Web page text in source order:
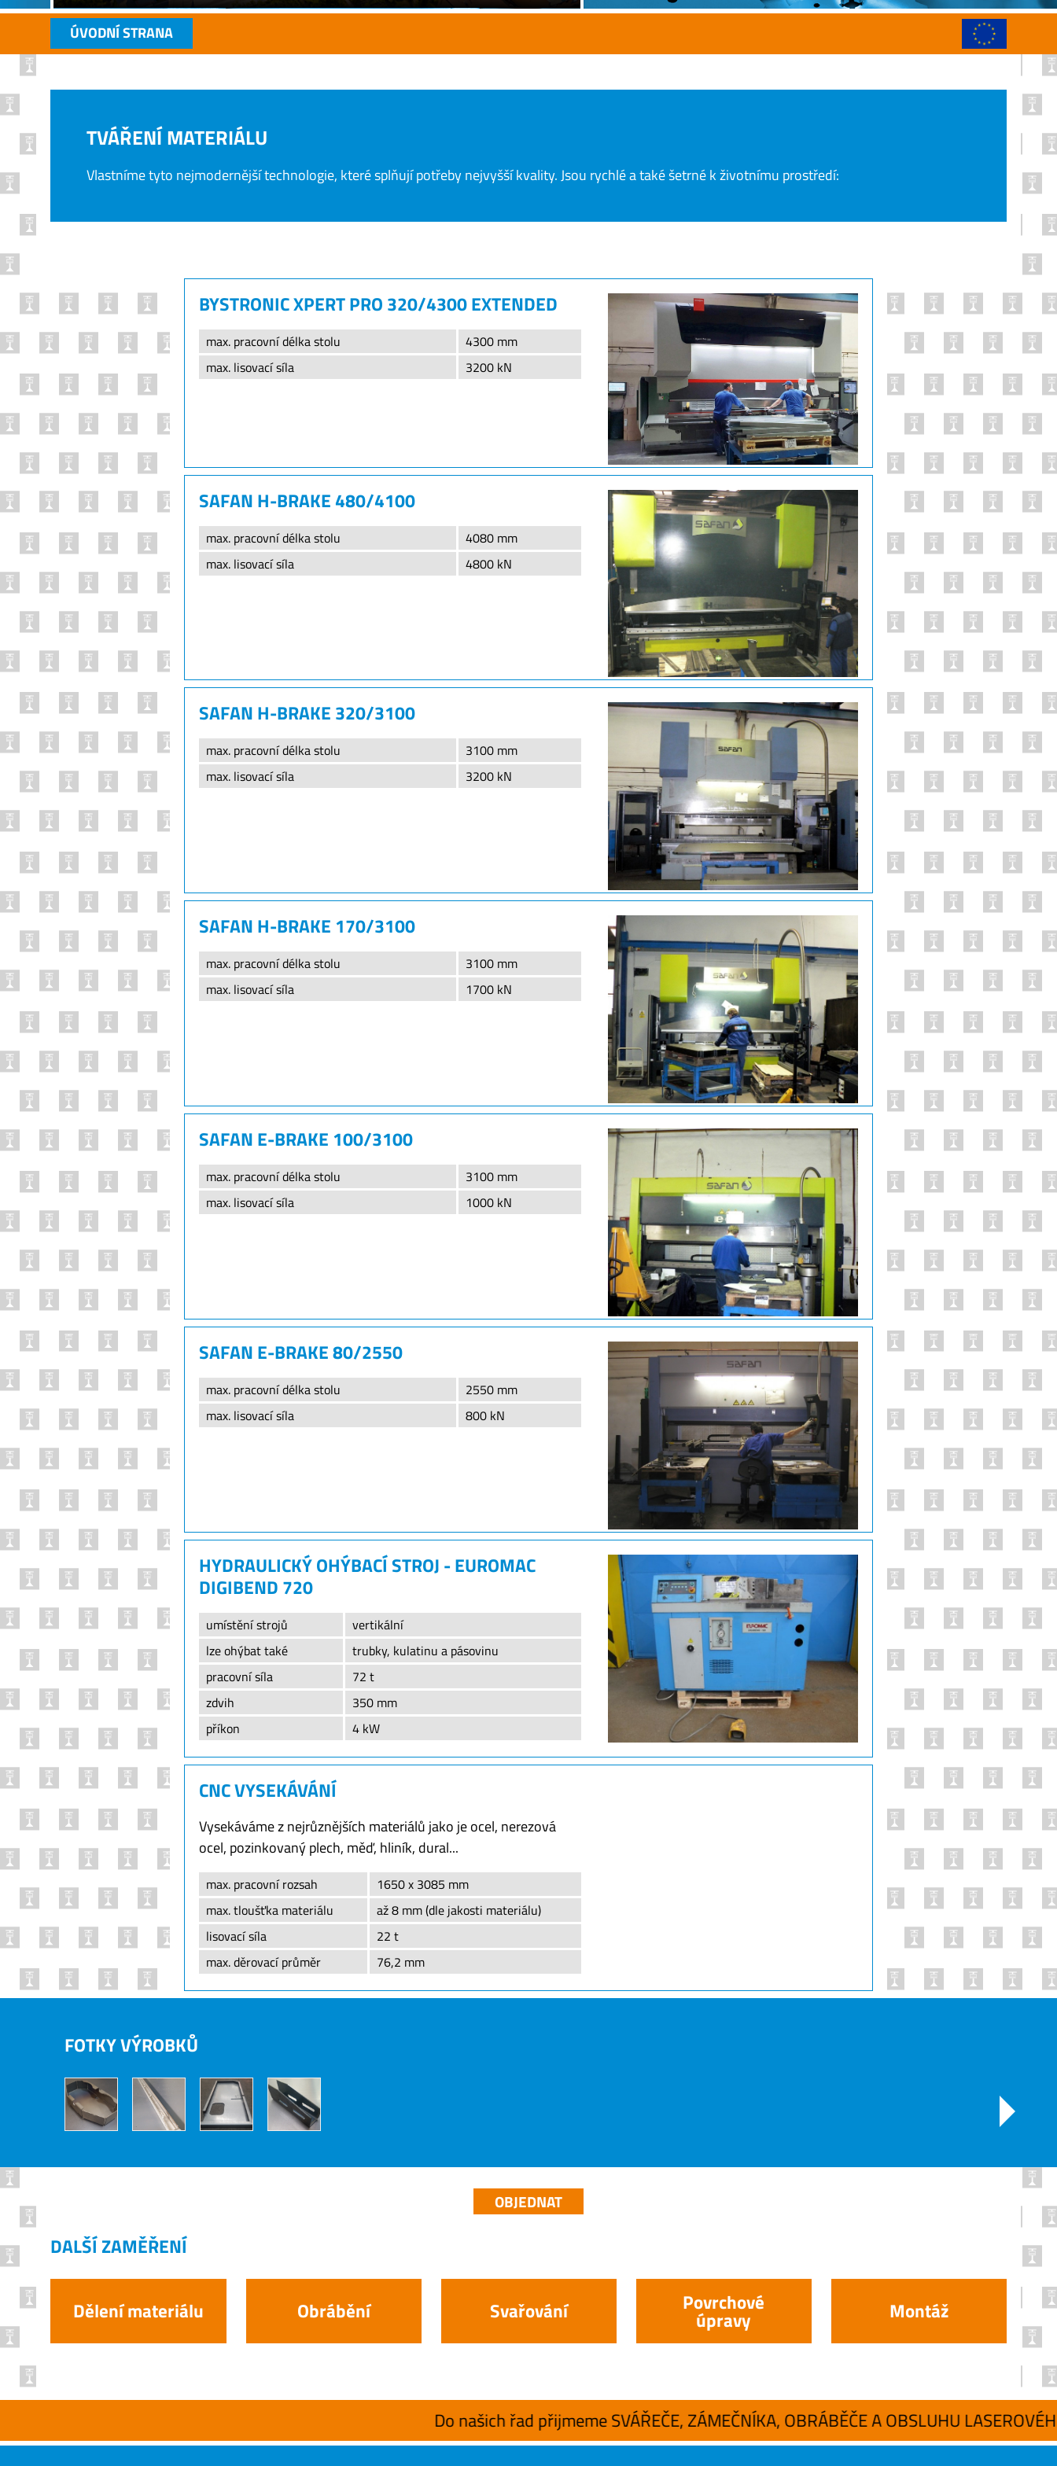
ÚVODNÍ STRANA
TVÁŘENÍ MATERIÁLU
Vlastníme tyto nejmodernější technologie, které splňují potřeby nejvyšší kvality. Jsou rychlé a také šetrné k životnímu prostředí:
BYSTRONIC XPERT PRO 320/4300 EXTENDED
max. pracovní délka stolu
4300 mm
max. lisovací síla
3200 kN
SAFAN H-BRAKE 480/4100
max. pracovní délka stolu
4080 mm
max. lisovací síla
4800 kN
SAFAN H-BRAKE 320/3100
max. pracovní délka stolu
3100 mm
max. lisovací síla
3200 kN
SAFAN H-BRAKE 170/3100
max. pracovní délka stolu
3100 mm
max. lisovací síla
1700 kN
SAFAN E-BRAKE 100/3100
max. pracovní délka stolu
3100 mm
max. lisovací síla
1000 kN
SAFAN E-BRAKE 80/2550
max. pracovní délka stolu
2550 mm
max. lisovací síla
800 kN
HYDRAULICKÝ OHÝBACÍ STROJ - EUROMAC
DIGIBEND 720
umístění strojů
vertikální
lze ohýbat také
trubky, kulatinu a pásovinu
pracovní síla
72 t
zdvih
350 mm
příkon
4 kW
CNC VYSEKÁVÁNÍ
Vysekáváme z nejrůznějších materiálů jako je ocel, nerezová
ocel, pozinkovaný plech, měď, hliník, dural...
max. pracovní rozsah
1650 x 3085 mm
max. tloušťka materiálu
až 8 mm (dle jakosti materiálu)
lisovací síla
22 t
max. děrovací průměr
76,2 mm
FOTKY VÝROBKŮ
OBJEDNAT
DALŠÍ ZAMĚŘENÍ
Dělení materiálu Obrábění Svařování Povrchové
úpravy Montáž
Do našich řad přijmeme SVÁŘEČE, ZÁMEČNÍKA, OBRÁBĚČE A OBSLUHU LASEROVÉHO STROJE,